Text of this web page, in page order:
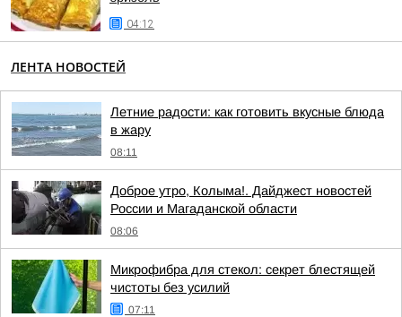
04:12
ЛЕНТА НОВОСТЕЙ
Летние радости: как готовить вкусные блюда
в жару
08:11
Доброе утро, Колыма!. Дайджест новостей
России и Магаданской области
08:06
Микрофибра для стекол: секрет блестящей
чистоты без усилий
07:11